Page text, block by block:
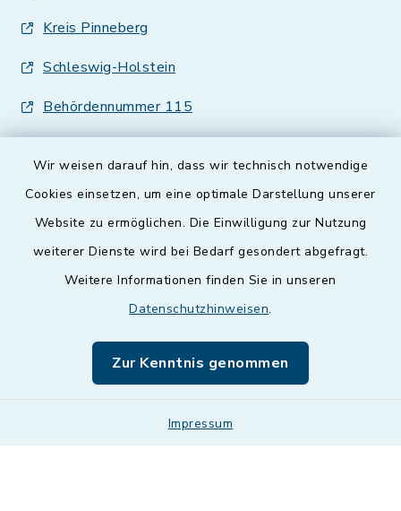
Wir weisen darauf hin, dass wir technisch notwendige
Cookies einsetzen, um eine optimale Darstellung unserer
Website zu ermöglichen. Die Einwilligung zur Nutzung
weiterer Dienste wird bei Bedarf gesondert abgefragt.
Weitere Informationen finden Sie in unseren
Datenschutzhinweisen.
Zur Kenntnis genommen
Impressum
Kreis Pinneberg
Schleswig-Holstein
Behördennummer 115
Barrierefreiheit
Impressum
Sitemap